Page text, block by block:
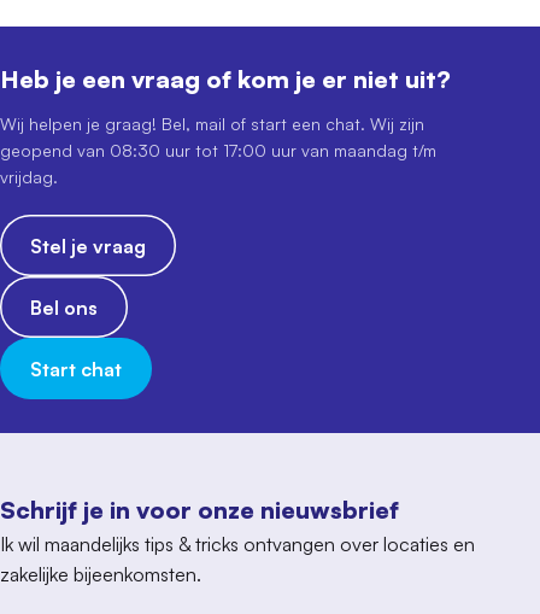
Schrijf je in voor onze nieuwsbrief
Ik wil maandelijks tips & tricks ontvangen over locaties en
zakelijke bijeenkomsten.
Heb je een vraag of kom je er niet uit?
Wij helpen je graag! Bel, mail of start een chat. Wij zijn
geopend van 08:30 uur tot 17:00 uur van maandag t/m
vrijdag.
Stel je vraag
Bel ons
Start chat